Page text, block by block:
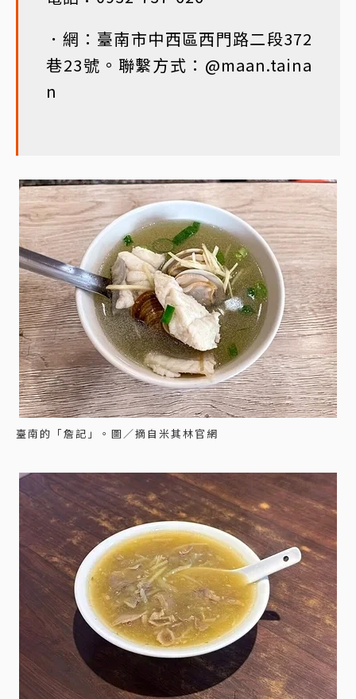
．網：臺南市中西區西門路二段372
巷23號。聯繫方式：@maan.taina
n
臺南的「詹記」。圖／摘自米其林官網